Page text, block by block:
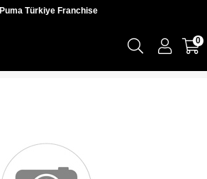
Puma Türkiye Franchise
0